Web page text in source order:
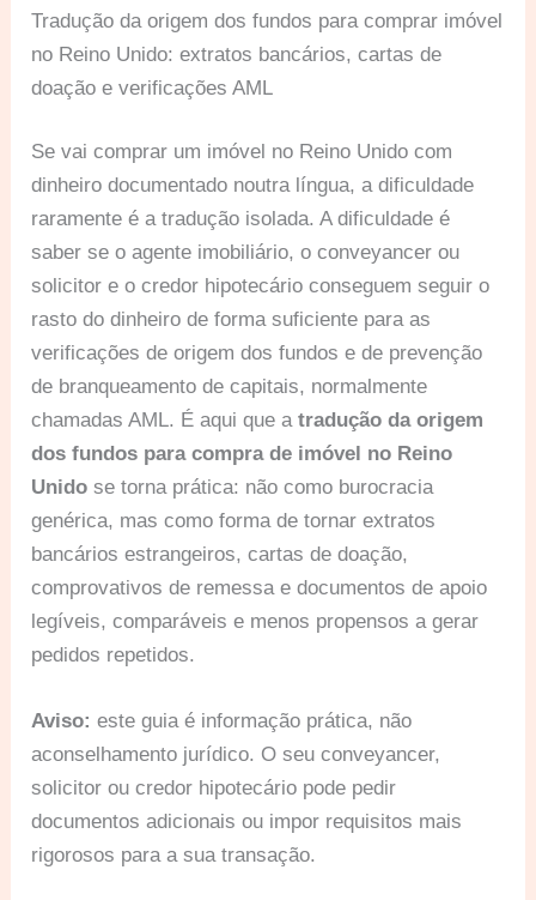
Tradução da origem dos fundos para comprar imóvel
no Reino Unido: extratos bancários, cartas de
doação e verificações AML
Se vai comprar um imóvel no Reino Unido com
dinheiro documentado noutra língua, a dificuldade
raramente é a tradução isolada. A dificuldade é
saber se o agente imobiliário, o conveyancer ou
solicitor e o credor hipotecário conseguem seguir o
rasto do dinheiro de forma suficiente para as
verificações de origem dos fundos e de prevenção
de branqueamento de capitais, normalmente
chamadas AML. É aqui que atradução da origem
dos fundos para compra de imóvel no Reino
Unido se torna prática: não como burocracia
genérica, mas como forma de tornar extratos
bancários estrangeiros, cartas de doação,
comprovativos de remessa e documentos de apoio
legíveis, comparáveis e menos propensos a gerar
pedidos repetidos.
Aviso: este guia é informação prática, não
aconselhamento jurídico. O seu conveyancer,
solicitor ou credor hipotecário pode pedir
documentos adicionais ou impor requisitos mais
rigorosos para a sua transação.